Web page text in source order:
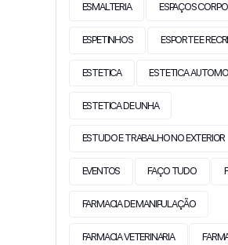
ESMALTERIA ESPAÇOS
ESPETINHOS ESPORTE E
ESTETICA ESTETICA
ESTETICA DE UNHA
ESTUDO E TRABALHO NO EXTERIOR
EVENTOS FAÇO TUDO
FARMACIA DE MANIPULAÇÃO
FARMACIA VETERINARIA